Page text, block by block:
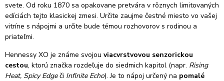
svete. Od roku 1870 sa opakovane pretvára v rôznych limitovaných
edíciách tejto klasickej zmesi. Určite zaujme čestné miesto vo vašej
vitríne s nápojmi a určite bude témou rozhovorov s rodinou a
priateľmi.
Hennessy XO je známe svojou viacvrstvovou senzorickou
cestou, ktorú značka rozdeľuje do siedmich kapitol (napr. Rising
Heat, Spicy Edgeči Infinite Echo). Je to nápoj určený na pomalé